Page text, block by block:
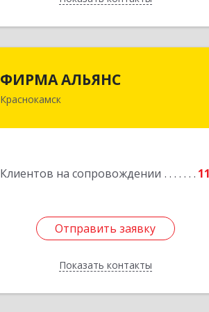
ФИРМА АЛЬЯНС
Краснокамск
Клиентов на сопровождении 11
Отправить заявку
Показать контакты
Отправить заявку
Назад